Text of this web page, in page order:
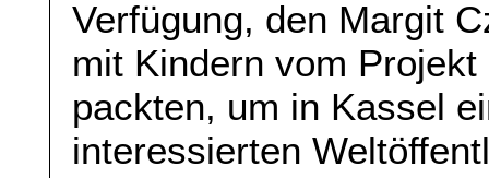
Verfügung, den Margit
mit Kindern vom
packten, um in Kassel
interessierten